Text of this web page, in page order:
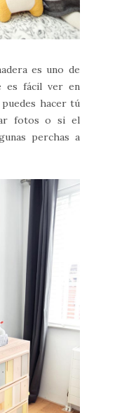
es uno de
es fácil ver en
puedes hacer tú
fotos o si el
perchas a